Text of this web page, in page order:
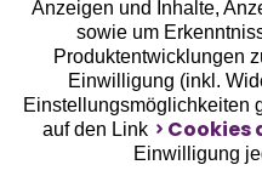
Form
dafür
Shirt nicht
BHs ohne
voll im
Auszeichnungen
Anzeigen und Inhalte,
sowie um
Produktentwicklungen
Einwilligung (inkl.
Einstellungsmöglichkeiten
auf den Link
Cookies
Einwilligung